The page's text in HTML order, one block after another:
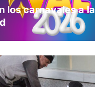
los carnavales a la